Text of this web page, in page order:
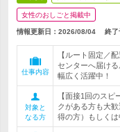
女性のおしごと掲載中
情報更新日：2026/08/04 終了
仕事内容
【ルート固定／
センターへ届け
幅広く活躍中！
対象と
なる方
【面接1回のス
クがある方も大
得の方）もしく